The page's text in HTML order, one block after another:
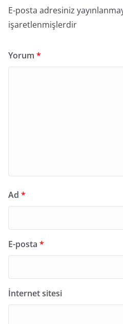
E-posta adresiniz
işaretlenmişlerdir
Yorum *
Ad *
E-posta *
İnternet sitesi